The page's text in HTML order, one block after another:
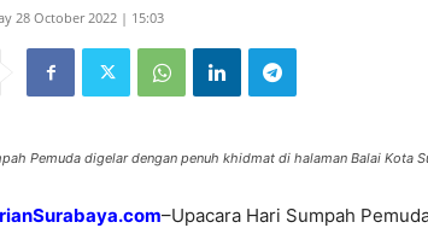
28 October 2022 | 15:03
Pemuda digelar dengan penuh khidmat di halaman Balai Kota
–Upacara Hari Sumpah